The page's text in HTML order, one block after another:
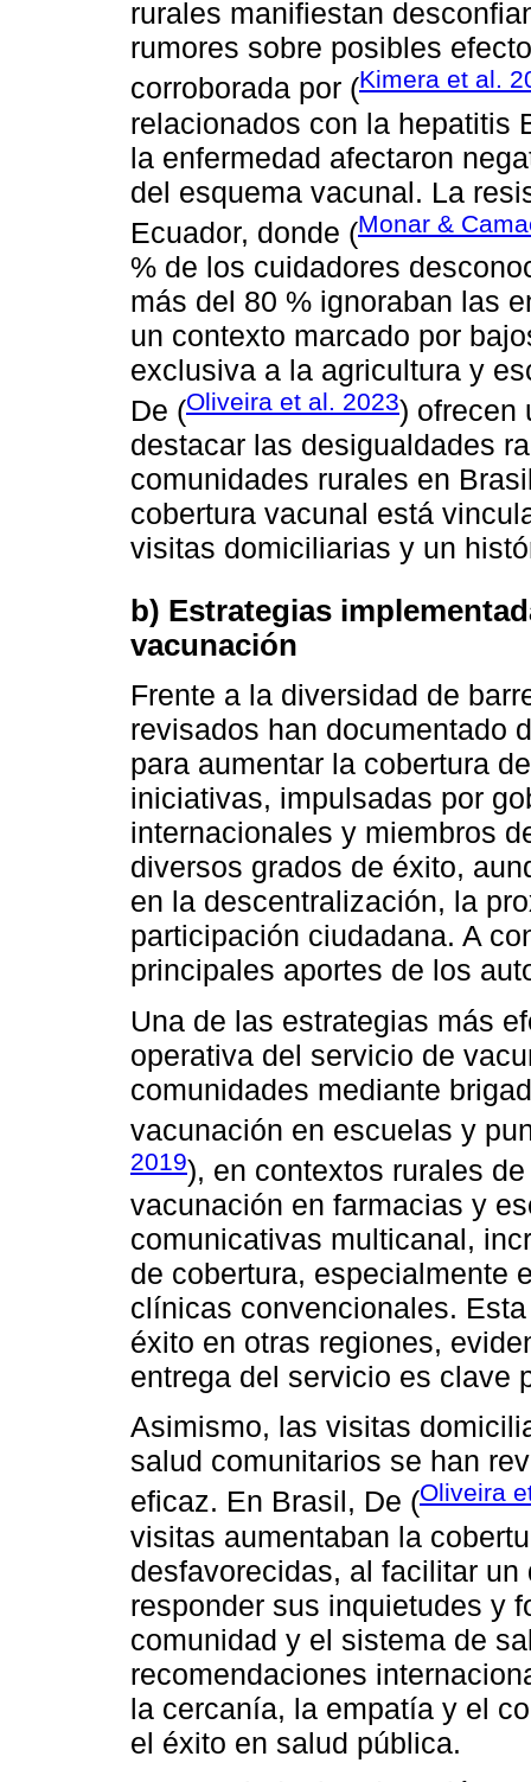
rurales manifiestan
rumores sobre posibles
corroborada por (Kimera et al.
relacionados con la hepatitis
la enfermedad afectaron
del esquema vacunal. La
Ecuador, donde (Monar &
% de los cuidadores
más del 80 % ignoraban las
un contexto marcado por
exclusiva a la agricultura y
De (Oliveira et al. 2023) ofrecen
destacar las desigualdades
comunidades rurales en
cobertura vacunal está
visitas domiciliarias y un
b) Estrategias
vacunación
Frente a la diversidad de
revisados han documentado
para aumentar la cobertura
iniciativas, impulsadas por
internacionales y miembros
diversos grados de éxito,
en la descentralización, la
participación ciudadana. A
principales aportes de los
Una de las estrategias más
operativa del servicio de
comunidades mediante
vacunación en escuelas y
2019), en contextos rurales
vacunación en farmacias y
comunicativas multicanal,
de cobertura, especialmente
clínicas convencionales.
éxito en otras regiones,
entrega del servicio es clave
Asimismo, las visitas
salud comunitarios se han
eficaz. En Brasil, De (Oliveira
visitas aumentaban la
desfavorecidas, al facilitar
responder sus inquietudes y
comunidad y el sistema de
recomendaciones
la cercanía, la empatía y el
el éxito en salud pública.